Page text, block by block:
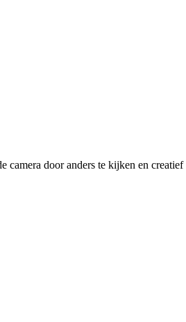
camera door anders te kijken en creatief